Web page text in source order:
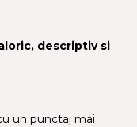
descriptiv si
un punctaj mai